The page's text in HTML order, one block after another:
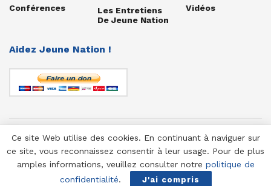
Conférences
Les Entretiens
De Jeune Nation
Vidéos
Aidez Jeune Nation !
© 1958-2025 Jeune Nation
Ce site Web utilise des cookies. En continuant à naviguer sur
ce site, vous reconnaissez consentir à leur usage. Pour de plus
amples informations, veuillez consulter notre politique de
confidentialité. J'ai compris